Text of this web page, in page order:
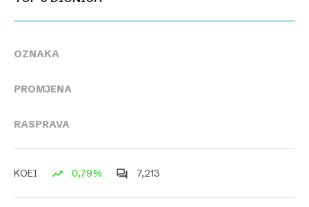
OZNAKA
PROMJENA
RASPRAVA
KOEI 0,79% 7,213